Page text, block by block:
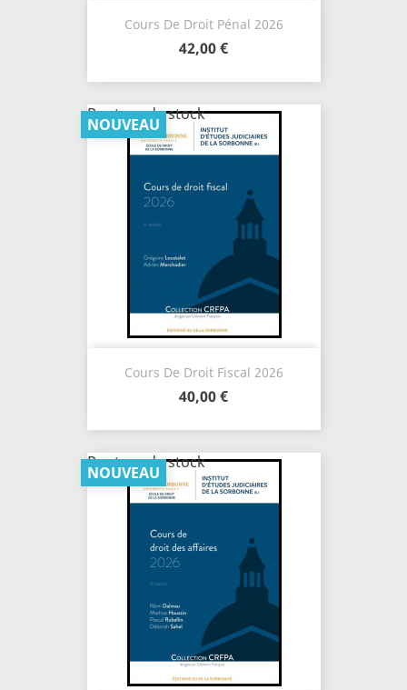
Cours De Droit Pénal 2026
42,00 €
Cours De Droit Fiscal 2026
40,00 €
NOUVEAU
Rupture de stock
NOUVEAU
Rupture de stock